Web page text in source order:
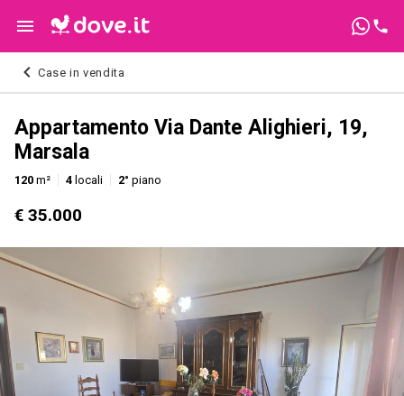
Case in vendita
Appartamento Via Dante Alighieri, 19,
Marsala
120 m² 4 locali 2° piano
€ 35.000